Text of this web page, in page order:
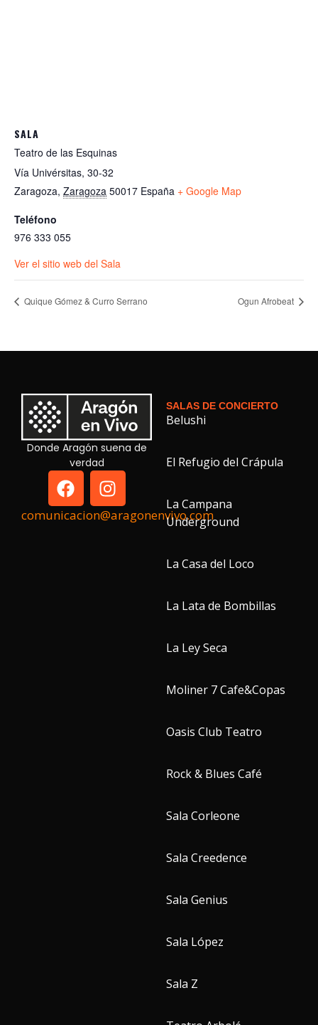
SALA
Teatro de las Esquinas
Vía Univérsitas, 30-32
Zaragoza, Zaragoza 50017 España + Google Map
Teléfono
976 333 055
Ver el sitio web del Sala
Quique Gómez & Curro Serrano Ogun Afrobeat
Donde Aragón suena de
verdad
comunicacion@aragonenvivo.com
SALAS DE CONCIERTO
Belushi
El Refugio del Crápula
La Campana
Underground
La Casa del Loco
La Lata de Bombillas
La Ley Seca
Moliner 7 Cafe&Copas
Oasis Club Teatro
Rock & Blues Café
Sala Corleone
Sala Creedence
Sala Genius
Sala López
Sala Z